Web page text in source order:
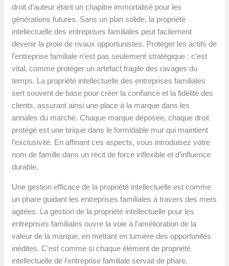
droit d’auteur étant un chapitre immortalisé pour les
générations futures. Sans un plan solide, la propriété
intellectuelle des entreprises familiales peut facilement
devenir la proie de rivaux opportunistes. Protéger les actifs de
l’entreprise familiale n’est pas seulement stratégique : c’est
vital, comme protéger un artefact fragile des ravages du
temps. La propriété intellectuelle des entreprises familiales
sert souvent de base pour créer la confiance et la fidélité des
clients, assurant ainsi une place à la marque dans les
annales du marché. Chaque marque déposée, chaque droit
protégé est une brique dans le formidable mur qui maintient
l’exclusivité. En affinant ces aspects, vous introduisez votre
nom de famille dans un récit de force inflexible et d’influence
durable.
Une gestion efficace de la propriété intellectuelle est comme
un phare guidant les entreprises familiales à travers des mers
agitées. La gestion de la propriété intellectuelle pour les
entreprises familiales ouvre la voie à l’amélioration de la
valeur de la marque, en mettant en lumière des opportunités
inédites. C’est comme si chaque élément de propriété
intellectuelle de l’entreprise familiale servait de phare,